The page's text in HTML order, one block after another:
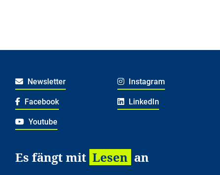
Newsletter Instagram
Facebook LinkedIn
Youtube
Es fängt mit Lesen an